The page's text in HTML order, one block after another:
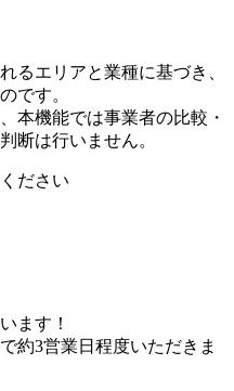
るエリアと業種に基づき、
です。
本機能では事業者の比較・
断は行いません。
ださい
ます！
約3営業日程度いただきま